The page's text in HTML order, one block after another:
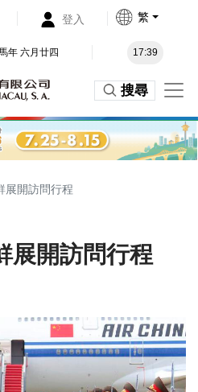
登入 繁
年 六月廿四 17:39
搜尋
展開訪問行程
展開訪問行程